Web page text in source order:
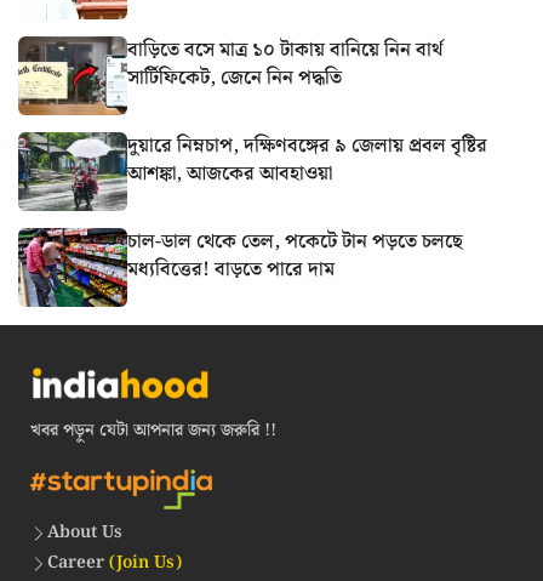
বাড়িতে বসে মাত্র ১০ টাকায় বানিয়ে নিন বার্থ
সার্টিফিকেট, জেনে নিন পদ্ধতি
দুয়ারে নিম্নচাপ, দক্ষিণবঙ্গের ৯ জেলায় প্রবল বৃষ্টির
আশঙ্কা, আজকের আবহাওয়া
চাল-ডাল থেকে তেল, পকেটে টান পড়তে চলছে
মধ্যবিত্তের! বাড়তে পারে দাম
খবর পড়ুন যেটা আপনার জন্য জরুরি !!
About Us
Career(Join Us)